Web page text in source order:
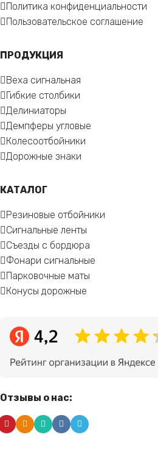
Политика конфиденциальности
Пользовательское соглашение
ПРОДУКЦИЯ
Веха сигнальная
Гибкие столбики
Делиниаторы
Демпферы угловые
Колесоотбойники
Дорожные знаки
КАТАЛОГ
Резиновые отбойники
Сигнальные ленты
Съезды с бордюра
Фонари сигнальные
Парковочные маты
Конусы дорожные
Отзывы о нас: